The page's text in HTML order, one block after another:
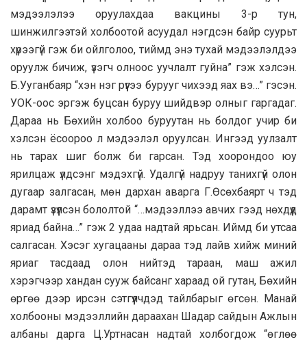
мэдээлэлээ оруулахдаа вакцины 3-р тун,
шинжилгээтэй холбоотой асуудал нэгдсэн байр суурьт
хүрээгүй гэж би ойлголоо, тиймд энэ тухай мэдээлэлдээ
оруулж бичиж, үзэгч олноос уучлалт гуйна” гэж хэлсэн.
Б.Ууганбаяр “хэн нэг рүүгээ бурууг чихээд яах вэ…” гэсэн.
УОК-оос эргэж буцсан буруу шийдвэр олныг гаргадаг.
Дараа нь Бөхийн холбоо буруутан нь болдог учир би
хэлсэн ёсоороо л мэдээлэл оруулсан. Ингээд уулзалт
нь тарах шиг болж би гарсан. Тэд хоорондоо юу
ярилцаж үлдсэнг мэдэхгүй. Удалгүй надруу танихгүй олон
дугаар залгасан, мөн дархан аварга Г.Өсөхбаярт ч тэд
дарамт үзүүлсэн бололтой “…мэдээллээ авчих гээд нөхдүүд
яриад байна…” гэж 2 удаа надтай ярьсан. Иймд би утсаа
салгасан. Хэсэг хугацааны дараа тэд лайв хийж миний
яриаг тасдаад олон нийтэд тараан, маш ажил
хэрэгчээр хандан сууж байсанг хараад ой гутан, Бөхийн
өргөө дээр ирсэн сэтгүүлчдэд тайлбарыг өгсөн. Манай
холбооны мэдээллийн дараахан Шадар сайдын Ажлын
албаны дарга Ц.Уртнасан надтай холбогдож “өглөө